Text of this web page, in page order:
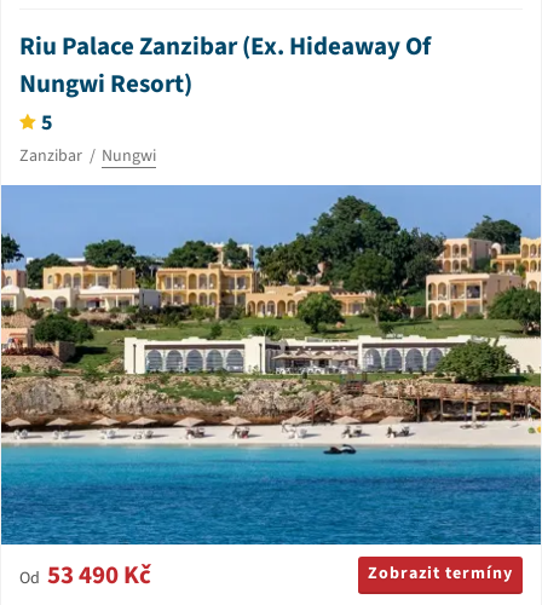
Riu Palace Zanzibar (Ex. Hideaway Of
Nungwi Resort)
5
Zanzibar Nungwi
Od 53 490 Kč Zobrazit termíny